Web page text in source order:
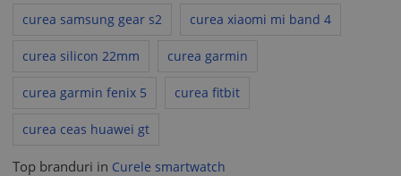
curea samsung gear s2 curea xiaomi mi band 4
curea silicon 22mm curea garmin
curea garmin fenix 5 curea fitbit
curea ceas huawei gt
Top branduri in Curele smartwatch